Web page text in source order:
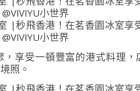
享受一頓豐富的港式料理
照。